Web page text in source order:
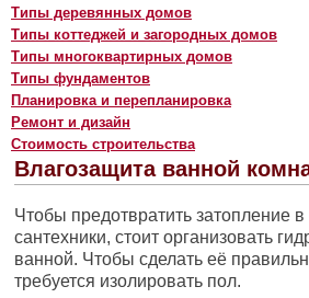
Типы деревянных домов
Типы коттеджей и загородных домов
Типы многоквартирных домов
Типы фундаментов
Планировка и перепланировка
Ремонт и дизайн
Стоимость строительства
Влагозащита ванной
Чтобы предотвратить затопление
сантехники, стоит организовать
ванной. Чтобы сделать её
требуется изолировать пол.